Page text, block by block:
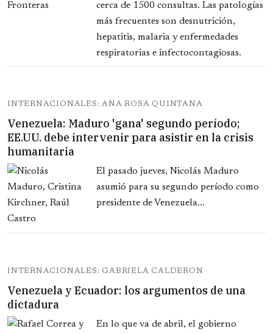
cerca de 1500 consultas. Las patologías
más frecuentes son desnutrición,
hepatitis, malaria y enfermedades
respiratorias e infectocontagiosas.
INTERNACIONALES: ANA ROSA QUINTANA
Venezuela: Maduro 'gana' segundo período;
EE.UU. debe intervenir para asistir en la crisis
humanitaria
El pasado jueves, Nicolás Maduro
asumió para su segundo período como
presidente de Venezuela...
INTERNACIONALES: GABRIELA CALDERON
Venezuela y Ecuador: los argumentos de una
dictadura
En lo que va de abril, el gobierno